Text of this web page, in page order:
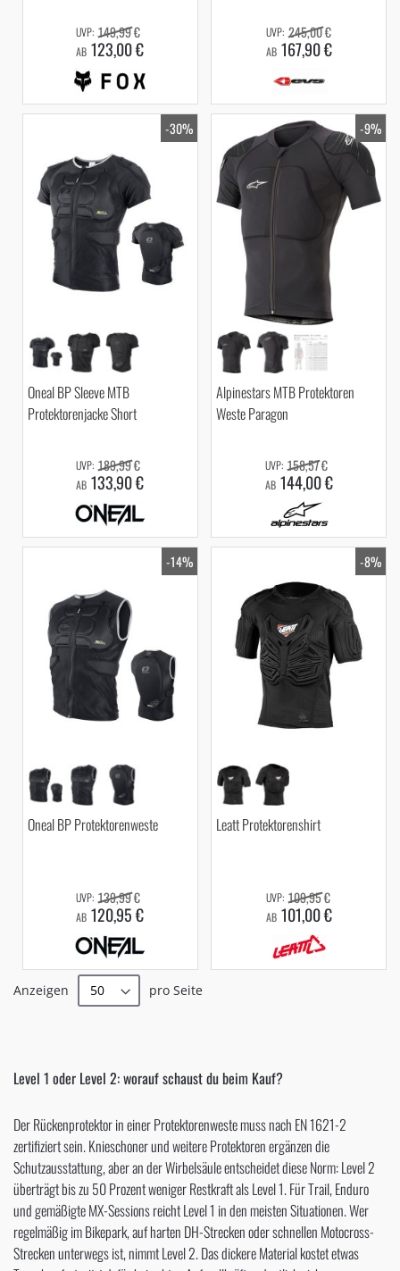
AB 123,00 €
149,99 €
AB 167,90 €
245,00 €
-30%
Oneal BP Sleeve MTB
Protektorenjacke Short
AB 133,90 €
189,99 €
-9%
Alpinestars MTB Protektoren
Weste Paragon
AB 144,00 €
158,57 €
-14%
Oneal BP Protektorenweste
AB 120,95 €
139,99 €
-8%
Leatt Protektorenshirt
AB 101,00 €
109,95 €
Anzeigen pro Seite
Level 1 oder Level 2: worauf schaust du beim Kauf?
Der Rückenprotektor in einer Protektorenweste muss nach EN 1621-2
zertifiziert sein. Knieschoner und weitere Protektoren ergänzen die
Schutzausstattung, aber an der Wirbelsäule entscheidet diese Norm: Level 2
überträgt bis zu 50 Prozent weniger Restkraft als Level 1. Für Trail, Enduro
und gemäßigte MX-Sessions reicht Level 1 in den meisten Situationen. Wer
regelmäßig im Bikepark, auf harten DH-Strecken oder schnellen Motocross-
Strecken unterwegs ist, nimmt Level 2. Das dickere Material kostet etwas